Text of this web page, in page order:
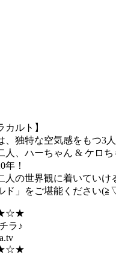
カルト】
、独特な空気感をもつ3
人、ハーちゃん & ケロ
年！
人の世界観に着いていけ
ド」をご堪能ください
ラ♪